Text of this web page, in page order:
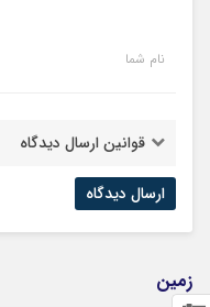
نام شما
قوانین ارسال دیدگاه
زمین